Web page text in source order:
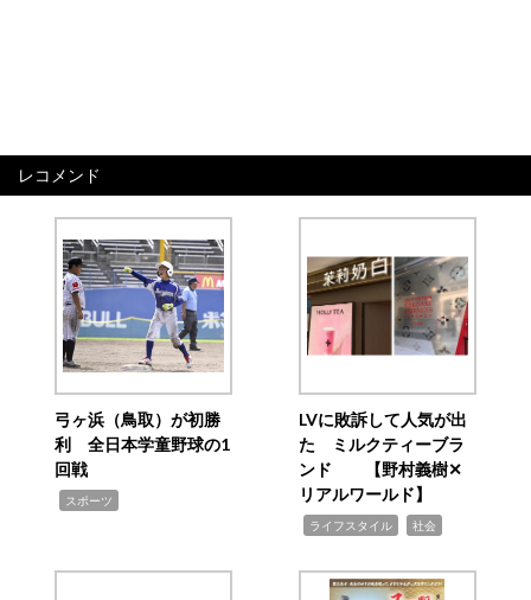
レコメンド
弓ヶ浜（鳥取）が初勝
利 全日本学童野球の1
回戦
スポーツ
LVに敗訴して人気が出
た ミルクティーブラ
ンド 【野村義樹✕
リアルワールド】
ライフスタイル 社会